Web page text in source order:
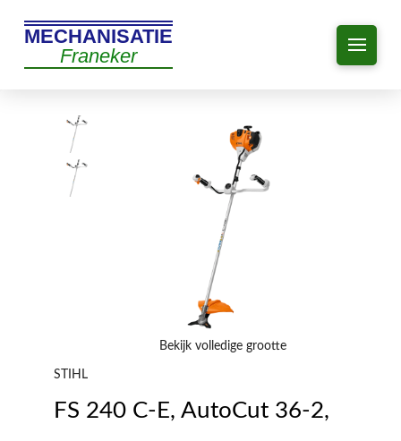
MECHANISATIE
Franeker
Bekijk volledige grootte
STIHL
FS 240 C-E, AutoCut 36-2,